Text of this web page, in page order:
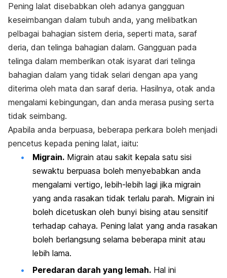
Pening lalat disebabkan oleh adanya gangguan
keseimbangan dalam tubuh anda, yang melibatkan
pelbagai bahagian sistem deria, seperti mata, saraf
deria, dan telinga bahagian dalam. Gangguan pada
telinga dalam memberikan otak isyarat dari telinga
bahagian dalam yang tidak selari dengan apa yang
diterima oleh mata dan saraf deria. Hasilnya, otak anda
mengalami kebingungan, dan anda merasa pusing serta
tidak seimbang.
Apabila anda berpuasa, beberapa perkara boleh menjadi
pencetus kepada pening lalat, iaitu:
Migrain. Migrain atau sakit kepala satu sisi
sewaktu berpuasa boleh menyebabkan anda
mengalami vertigo, lebih-lebih lagi jika migrain
yang anda rasakan tidak terlalu parah. Migrain ini
boleh dicetuskan oleh bunyi bising atau sensitif
terhadap cahaya. Pening lalat yang anda rasakan
boleh berlangsung selama beberapa minit atau
lebih lama.
Peredaran darah yang lemah. Hal ini